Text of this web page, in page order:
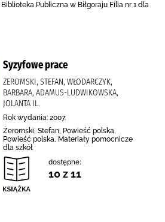
Publiczna w Biłgoraju Filia nr 1 dla
Syzyfowe prace
ŻEROMSKI, STEFAN, WŁODARCZYK,
BARBARA, ADAMUS-LUDWIKOWSKA,
JOLANTA IL.
Rok wydania: 2007.
Żeromski, Stefan, Powieść polska,
Powieść polska, Materiały pomocnicze
dla szkół
dostępne:
10 z 11